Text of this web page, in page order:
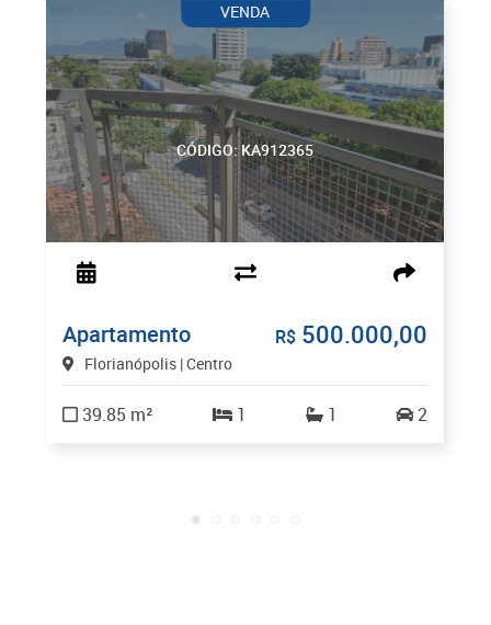
CÓDIGO: KA912365
VENDA
Apartamento
Florianópolis | Centro
R$ 500.000,00
39.85 m² 1 1 2